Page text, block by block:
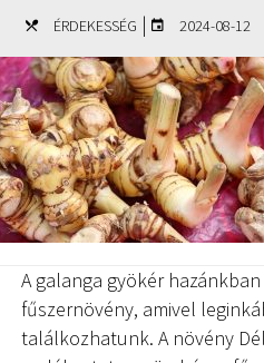
ÉRDEKESSÉG | 2024-08-12
A galanga gyökér
fűszernövény, amivel
találkozhatunk. A növény